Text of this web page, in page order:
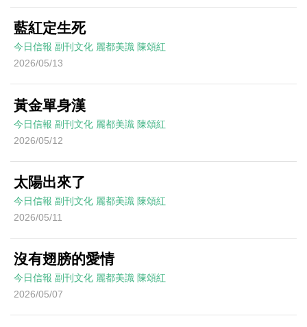
藍紅定生死
今日信報 副刊文化 麗都美識 陳頌紅
2026/05/13
黃金單身漢
今日信報 副刊文化 麗都美識 陳頌紅
2026/05/12
太陽出來了
今日信報 副刊文化 麗都美識 陳頌紅
2026/05/11
沒有翅膀的愛情
今日信報 副刊文化 麗都美識 陳頌紅
2026/05/07